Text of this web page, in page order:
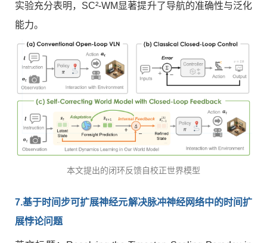
实验充分表明，SC²-WM显著提升了导航的准确性与泛化
能力。
本文提出的闭环反馈自校正世界模型
7.基于时间步可扩展神经元解决脉冲神经网络中的时间扩
展悖论问题